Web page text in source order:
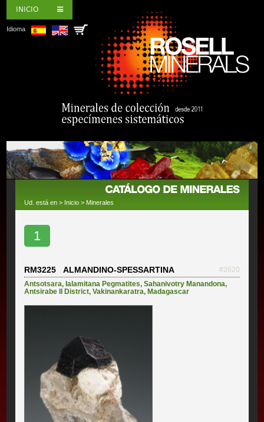
INICIO
Idioma
Ud. está en > Inicio > Minerales
1
RM3225 ALMANDINO-SPESSARTINA
#2620
Antsotsara,Ialamitana Pegmatites,Sahanivotry Manandona,
Antsirabe II District,Vakinankaratra,Madagascar